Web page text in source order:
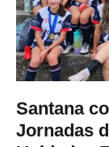
Santana
Jornadas